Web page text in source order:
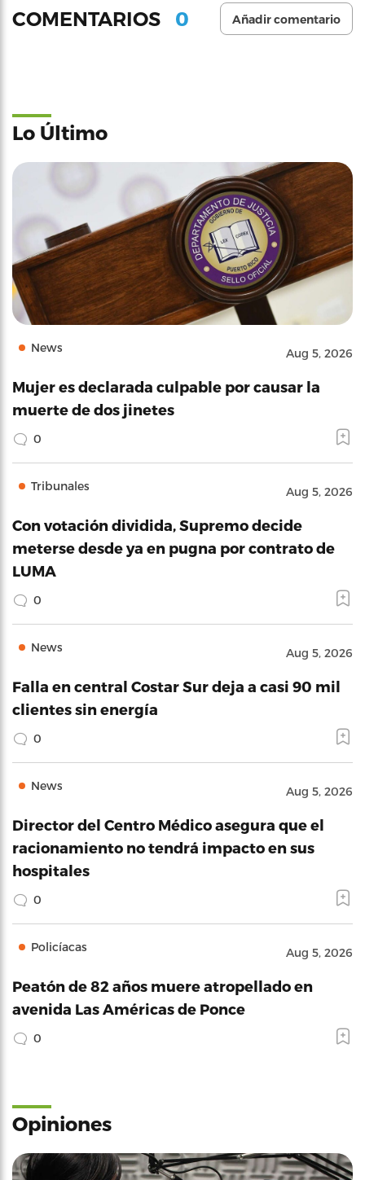
COMENTARIOS 0 Añadir comentario
Lo Último
News Aug 5, 2026
Mujer es declarada culpable por causar la
muerte de dos jinetes
0
Tribunales Aug 5, 2026
Con votación dividida, Supremo decide
meterse desde ya en pugna por contrato de
LUMA
0
News Aug 5, 2026
Falla en central Costar Sur deja a casi 90 mil
clientes sin energía
0
News Aug 5, 2026
Director del Centro Médico asegura que el
racionamiento no tendrá impacto en sus
hospitales
0
Policíacas Aug 5, 2026
Peatón de 82 años muere atropellado en
avenida Las Américas de Ponce
0
Opiniones